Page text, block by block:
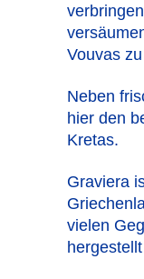
Vouvas
Neben
hier den
Kretas.
Graviera
vielen